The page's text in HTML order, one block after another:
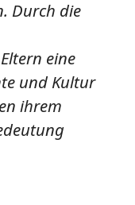
Durch die
eine
und Kultur
ihrem